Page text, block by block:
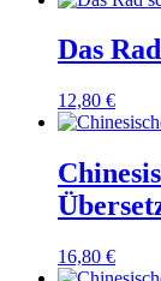
Das
12,80 €
16,80 €